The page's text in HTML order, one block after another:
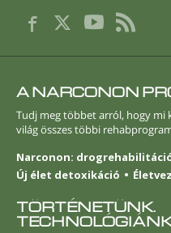
A NARCONON
Tudj meg többet arról, hogy
világ összes többi
Narconon:
Új élet detoxikáció
TÖRTÉNETÜNK.